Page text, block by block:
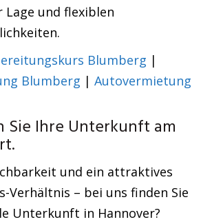
und flexiblen
Blumberg |
Blumberg | Autovermietung
Sie Ihre Unterkunft am
und ein attraktives
Verhältnis – bei uns finden Sie
Unterkunft in Hannover?